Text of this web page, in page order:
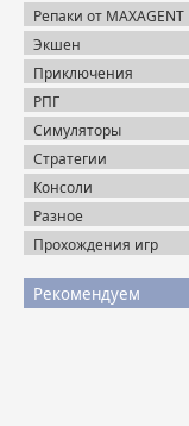
Репаки от MAXAGENT
Экшен
Приключения
РПГ
Симуляторы
Стратегии
Консоли
Разное
Прохождения игр
Рекомендуем